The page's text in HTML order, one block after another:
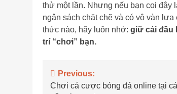
thử một lần. Nhưng nếu bạn coi đây
ngân sách chặt chẽ và có vô vàn lựa
thức nào, hãy luôn nhớ: giữ cái đầu
trí “chơi” bạn.
Điều
Previous:
Chơi cá cược bóng đá online tại